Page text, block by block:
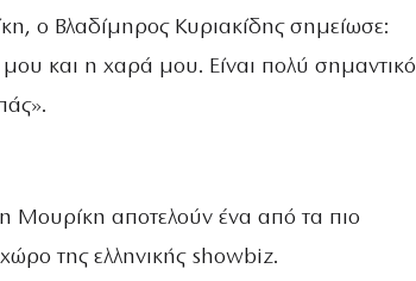
ο Βλαδίμηρος Κυριακίδης σημείωσε:
και η χαρά μου. Είναι πολύ σημαντικό
Μουρίκη αποτελούν ένα από τα πιο
της ελληνικής showbiz.